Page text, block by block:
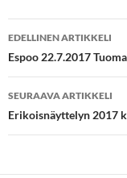
Artikkelien
selaus
EDELLINEN ARTIKKELI
Espoo 22.7.2017
SEURAAVA ARTIKKELI
Erikoisnäyttelyn 2017